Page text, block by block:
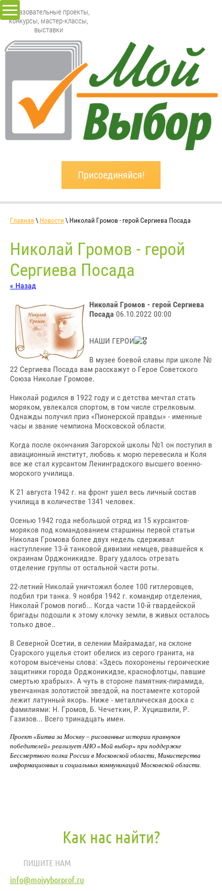
Образовательные проекты,
конкурсы, мастер-классы,
выставки
Присоединяйся!
Главная \ Новости\ Николай Громов - герой Сергиева Посада
Николай Громов - герой
Сергиева Посада
« Назад
Николай Громов - герой Сергиева
Посада 06.10.2022 00:00
НАШИ ГЕРОИ
В музее боевой славы при школе №
22 Сергиева Посада вам расскажут о Герое Советского
Союза Николае Громове.
Николай родился в 1922 году и с детства мечтал стать
моряком, увлекался спортом, в том числе стрелковым.
Однажды получил приз «Пионерской правды» - именные
часы и звание чемпиона Московской области.
Когда после окончания Загорской школы №1 он поступил в
авиационный институт, любовь к морю перевесила и Коля
все же стал курсантом Ленинградского высшего военно-
морского училища.
К 21 августа 1942 г. на фронт ушел весь личный состав
училища в количестве 1341 человек.
Осенью 1942 года небольшой отряд из 15 курсантов-
моряков под командованием старшины первой статьи
Николая Громова более двух недель сдерживал
наступление 13-й танковой дивизии немцев, рвавшейся к
окраинам Орджоникидзе. Врагу удалось отрезать
отделение группы от остальной части роты.
22-летний Николай уничтожил более 100 гитлеровцев,
подбил три танка. 9 ноября 1942 г. командир отделения,
Николай Громов погиб... Когда части 10-й гвардейской
бригады подошли к этому клочку земли, в живых осталось
только двое..
В Северной Осетии, в селении Майрамадаг, на склоне
Суарского ущелья стоит обелиск из серого гранита, на
котором высечены слова: «Здесь похоронены героические
защитники города Орджоникидзе, краснофлотцы, павшие
смертью храбрых». А чуть в стороне памятник-пирамида,
увенчанная золотистой звездой, на постаменте которой
лежит латунный якорь. Ниже - металлическая доска с
фамилиями: Н. Громов, Б. Чечеткин, Р. Хуцишвили, Р.
Газизов... Всего тринадцать имен.
Проект «Битва за Москву – рисованные истории правнуков
победителей» реализует АНО «Мой выбор» при поддержке
Бессмертного полка России в Московской области, Министерства
информационных и социальных коммуникаций Московской области.
Как нас найти?
ПИШИТЕ НАМ
info@moivyborprof.ru